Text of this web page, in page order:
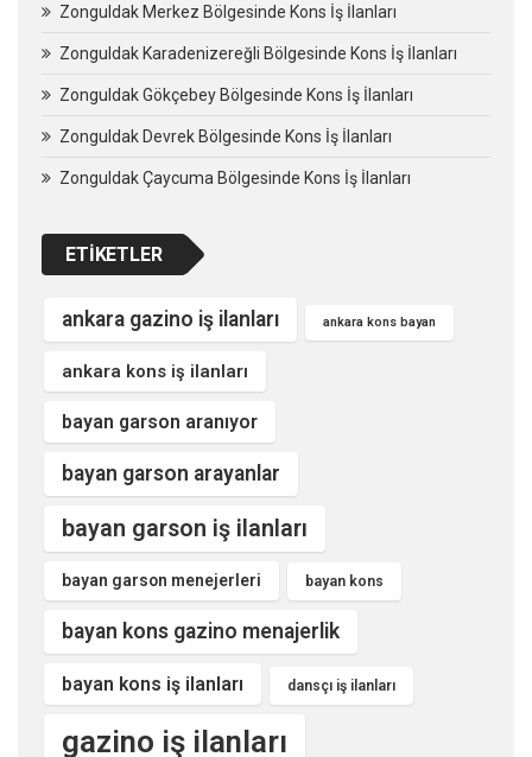
Zonguldak Merkez Bölgesinde Kons İş İlanları
Zonguldak Karadenizereğli Bölgesinde Kons İş İlanları
Zonguldak Gökçebey Bölgesinde Kons İş İlanları
Zonguldak Devrek Bölgesinde Kons İş İlanları
Zonguldak Çaycuma Bölgesinde Kons İş İlanları
ETIKETLER
ankara gazino iş ilanları ankara kons bayan
ankara kons iş ilanları
bayan garson aranıyor
bayan garson arayanlar
bayan garson iş ilanları
bayan garson menejerleri bayan kons
bayan kons gazino menajerlik
bayan kons iş ilanları dansçı iş ilanları
gazino iş ilanları